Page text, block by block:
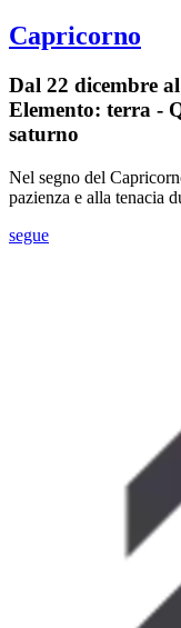
Capricorno
Dal 22 dicembre
Elemento: terra -
saturno
Nel segno del
pazienza e alla tenacia
segue